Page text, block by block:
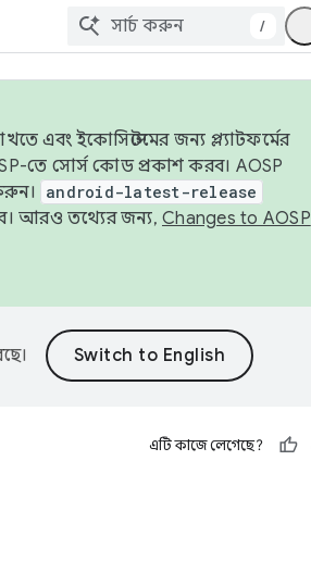
/
এবং ইকোসিস্টেমের জন্য প্ল্যাটফর্মের
তে সোর্স কোড প্রকাশ করব। AOSP
android-latest-release
আরও তথ্যের জন্য, Changes to AOSP
এটি কাজে লেগেছে?